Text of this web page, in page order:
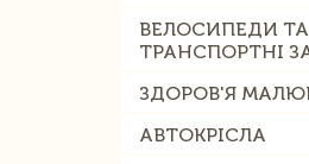
ВЕЛОСИПЕДИ ТА
ТРАНСПОРТНІ
ЗДОРОВ'Я
АВТОКРІСЛА